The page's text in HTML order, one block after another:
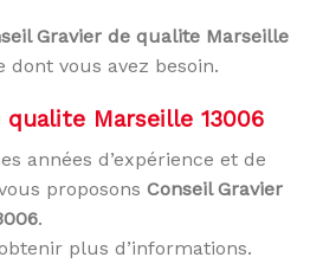
Gravier de qualite Marseille
dont vous avez besoin.
qualite Marseille 13006
années d’expérience et de
proposons Conseil Gravier
.
plus d’informations.